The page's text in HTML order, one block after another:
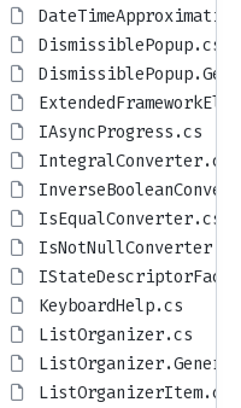
DismissiblePopup.cs
IAsyncProgress.cs
IntegralConverter.cs
IsEqualConverter.cs
IsNotNullConverter.cs
KeyboardHelp.cs
ListOrganizer.cs
ListOrganizerItem.cs